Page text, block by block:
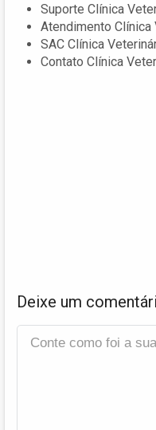
Suporte Clínica
Atendimento Clínica
SAC Clínica
Contato Clínica
Deixe um